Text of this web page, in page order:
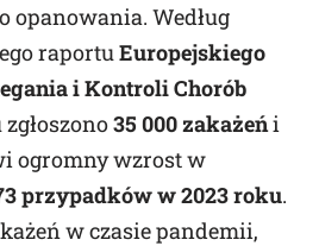
opanowania. Według
raportu Europejskiego
i Kontroli Chorób
35 000 zakażeńi
ogromny wzrost w
przypadków w 2023 roku.
w czasie pandemii,